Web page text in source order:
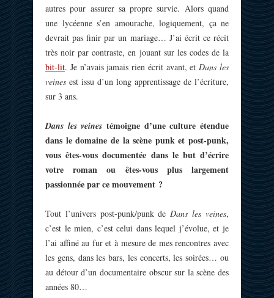
autres pour assurer sa propre survie. Alors quand
une lycéenne s’en amourache, logiquement, ça ne
devrait pas finir par un mariage… J’ai écrit ce récit
très noir par contraste, en jouant sur les codes de la
bit-lit. Je n’avais jamais rien écrit avant, etDans les
veines est issu d’un long apprentissage de l’écriture,
sur 3 ans.
Dans les veines témoigne d’une culture étendue
dans le domaine de la scène punk et post-punk,
vous êtes-vous documentée dans le but d’écrire
votre roman ou êtes-vous plus largement
passionnée par ce mouvement ?
Tout l’univers post-punk/punk deDans les veines,
c’est le mien, c’est celui dans lequel j’évolue, et je
l’ai affiné au fur et à mesure de mes rencontres avec
les gens, dans les bars, les concerts, les soirées… ou
au détour d’un documentaire obscur sur la scène des
années 80…